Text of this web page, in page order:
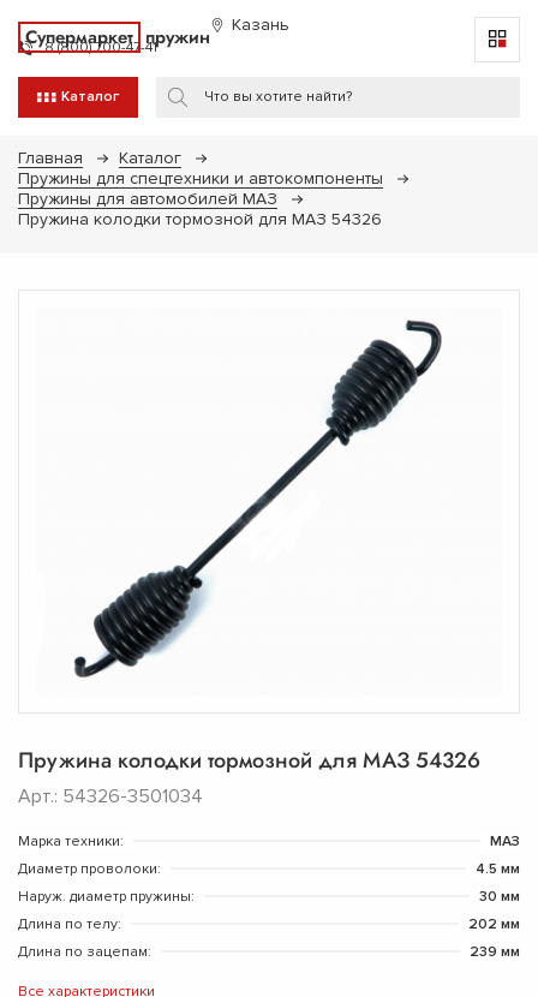
Супермаркет пружин Казань
8 (800) 700-47-41
Каталог
Главная
Каталог
Пружины для спецтехники и автокомпоненты
Пружины для автомобилей МАЗ
Пружина колодки тормозной для МАЗ 54326
Пружина колодки тормозной для МАЗ 54326
Арт.: 54326-3501034
Марка техники:
МАЗ
Диаметр проволоки:
4.5 мм
Наруж. диаметр пружины:
30 мм
Длина по телу:
202 мм
Длина по зацепам:
239 мм
Все характеристики